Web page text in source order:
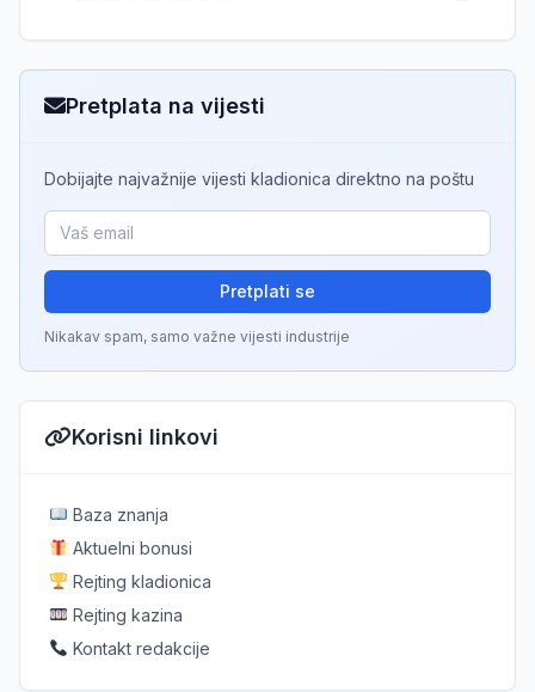
Pretplata na vijesti
Dobijajte najvažnije vijesti kladionica direktno na poštu
Pretplati se
Nikakav spam, samo važne vijesti industrije
Korisni linkovi
Baza znanja
Aktuelni bonusi
Rejting kladionica
Rejting kazina
Kontakt redakcije